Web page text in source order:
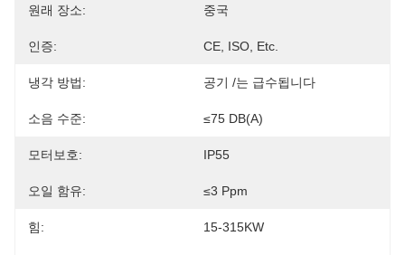
원래 장소: 중국
인증: CE, ISO, Etc.
냉각 방법: 공기 /는 급수됩니다
소음 수준: ≤75 DB(A)
모터보호: IP55
오일 함유: ≤3 Ppm
힘: 15-315KW